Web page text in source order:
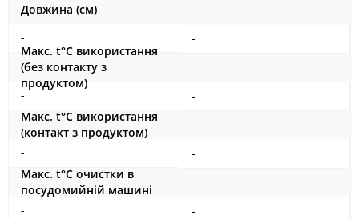
Довжина (см)
-
Maкс. t°С використання
(без контакту з
продуктом)
-
Maкс. t°С використання
(контакт з продуктом)
-
Maкс. t°С очистки в
посудомийній машині
-
-
-
-
-